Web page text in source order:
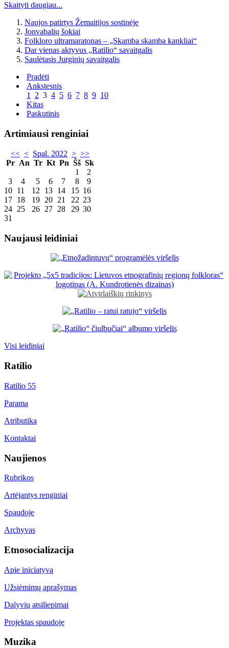
Skaityti daugiau...
Naujos patirtys Žemaitijos sostinėje
Jonvabalių šokiai
Folkloro ultramaratonas – „Skamba skamba kankliai“
Dar vienas aktyvus „Ratilio“ savaitgalis
Saulėtasis Jurginių savaitgalis
Pradėti
Ankstesnis
1 2 3 4 5 6 7 8 9 10
Kitas
Paskutinis
Artimiausi renginiai
<< < Spal. 2022 > >>
Pr An Tr Kt Pn Šš Sk
1
2
3
4 5 6 7 8
9
10 11 12 13 14 15 16
17 18 19 20 21 22 23
24 25 26 27 28 29 30
31
Naujausi leidiniai
Visi leidiniai
Ratilio
Ratilio 55
Parama
Atributika
Kontaktai
Naujienos
Rubrikos
Artėjantys renginiai
Spaudoje
Archyvas
Etnosocializacija
Apie iniciatyvą
Užsiėmimų aprašymas
Dalyvių atsiliepimai
Projektas spaudoje
Muzika